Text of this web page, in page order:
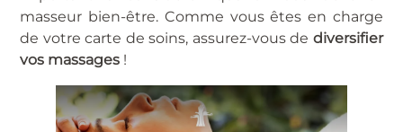
masseur bien-être. Comme vous êtes en charge
de votre carte de soins, assurez-vous de diversifier
vos massages !